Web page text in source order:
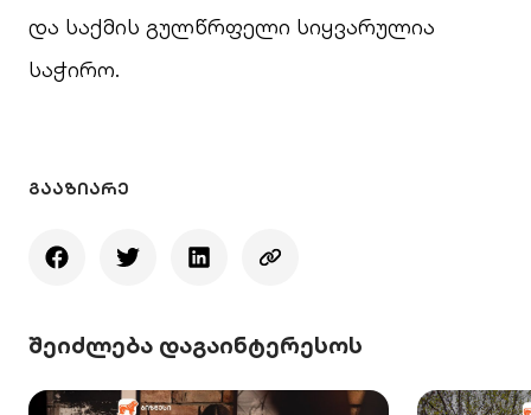
და საქმის გულწრფელი სიყვარულია
საჭირო.
ᲒᲐᲐᲖᲘᲐᲠᲔ
შეიძლება დაგაინტერესოს